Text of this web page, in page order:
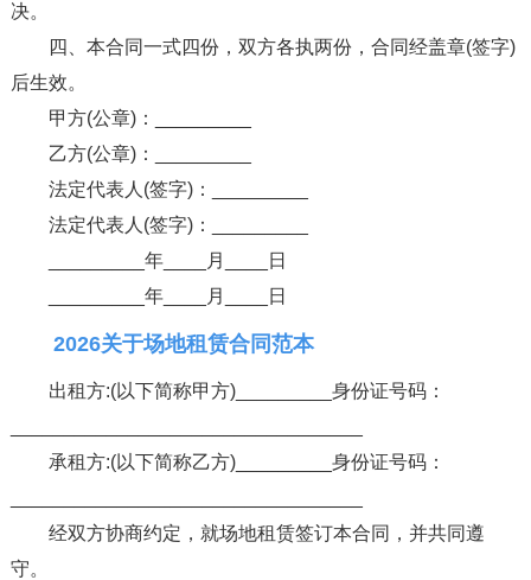
决。
四、本合同一式四份，双方各执两份，合同经盖章(签字)
后生效。
甲方(公章)：_________
乙方(公章)：_________
法定代表人(签字)：_________
法定代表人(签字)：_________
_________年____月____日
_________年____月____日
2026关于场地租赁合同范本
出租方:(以下简称甲方)_________身份证号码：
承租方:(以下简称乙方)_________身份证号码：
经双方协商约定，就场地租赁签订本合同，并共同遵
守。